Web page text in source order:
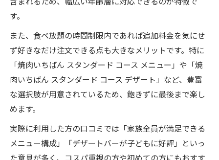
く解説
焼肉いちばんスタンダードの料金比較ポイ
ント
焼肉スタンダード選択で後悔しないための
コツ
家族利用に最適な焼肉スタンダード体験
焼肉スタンダードは家族利用にぴったりの
す。
また、食べ放題の時間制限内であれば追加料金を気にせ
ず好きなだけ注文できる点も大きなメリットです。特に
「焼肉いちばん スタンダード コース メニュー」や「焼
肉いちばん スタンダード コース デザート」など、豊富
な選択肢が用意されているため、飽きずに最後まで楽し
めます。
実際に利用した方の口コミでは「家族全員が満足できる
メニュー構成」「デザートバーが子どもに好評」といっ